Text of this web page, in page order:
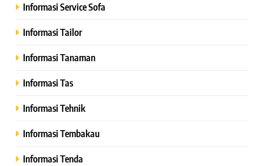
Informasi Service Sofa
Informasi Tailor
Informasi Tanaman
Informasi Tas
Informasi Tehnik
Informasi Tembakau
Informasi Tenda